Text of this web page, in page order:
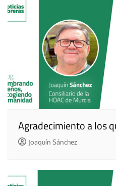
Agradecimiento a los
Joaquín Sánchez